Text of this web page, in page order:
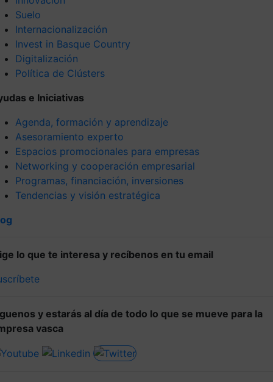
Suelo
Internacionalización
Invest in Basque Country
Digitalización
Política de Clústers
e Iniciativas
Agenda, formación y aprendizaje
Asesoramiento experto
Espacios promocionales para empresas
Networking y cooperación empresarial
Programas, financiación, inversiones
Tendencias y visión estratégica
lo que te interesa y recíbenos en tu email
y estarás al día de todo lo que se mueve para la
vasca